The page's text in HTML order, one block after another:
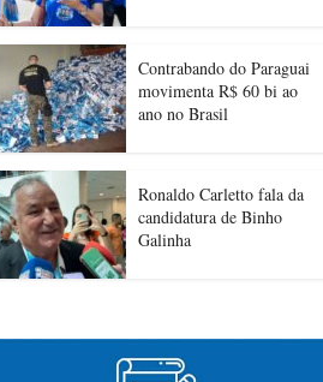
Contrabando do Paraguai
movimenta R$ 60 bi ao
ano no Brasil
Ronaldo Carletto fala da
candidatura de Binho
Galinha